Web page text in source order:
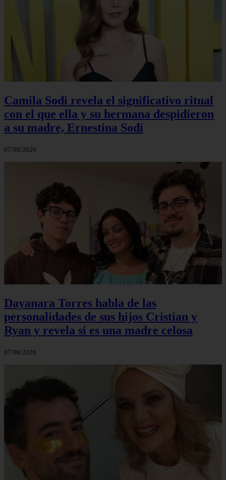
Camila Sodi revela el significativo ritual
con el que ella y su hermana despidieron
a su madre, Ernestina Sodi
07/08/2026
Dayanara Torres habla de las
personalidades de sus hijos Cristian y
Ryan y revela si es una madre celosa
07/08/2026